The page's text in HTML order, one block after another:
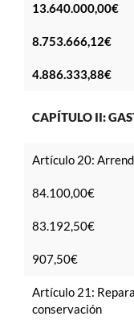
13.640.000,00€
8.753.666,12€
4.886.333,88€
CAPÍTULO II:
Artículo 20:
84.100,00€
83.192,50€
907,50€
Artículo 21:
conservación